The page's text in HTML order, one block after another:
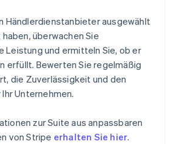
Händlerdienstanbieter ausgewählt
überwachen Sie
Leistung und ermitteln Sie, ob er
erfüllt. Bewerten Sie regelmäßig
die Zuverlässigkeit und den
Unternehmen.
zur Suite aus anpassbaren
von Stripe erhalten Sie hier.